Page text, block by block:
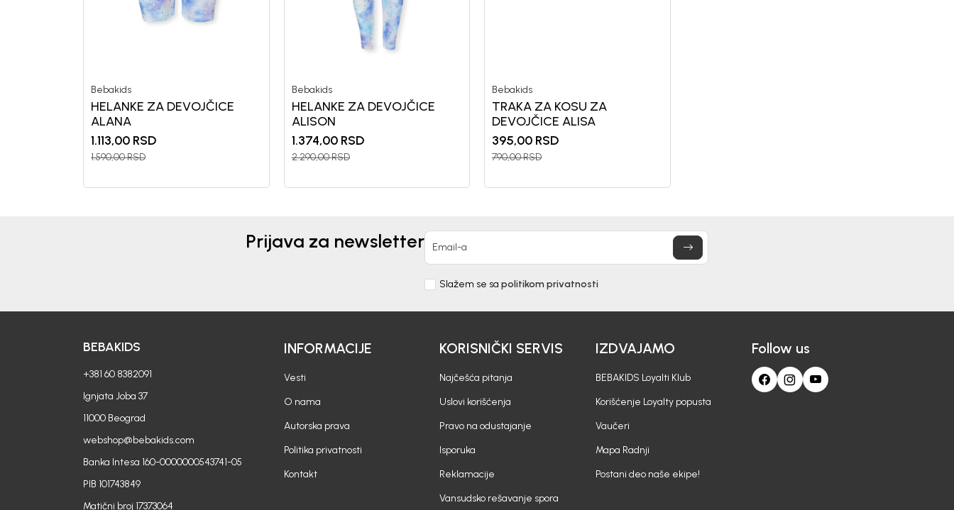
Bebakids
HELANKE ZA DEVOJČICE
ALANA
1.113,00 RSD
1.590,00RSD
Bebakids
HELANKE ZA DEVOJČICE
ALISON
1.374,00 RSD
2.290,00RSD
Bebakids
TRAKA ZA KOSU ZA
DEVOJČICE ALISA
395,00 RSD
790,00RSD
Prijava za newsletter Email-a
Slažem se sa politikom privatnosti
BEBAKIDS
+381 60 8382091
Ignjata Joba 37
11000 Beograd
webshop@bebakids.com
Banka Intesa 160-0000000543741-05
PIB 101743849
Matični broj 17373064
INFORMACIJE
Vesti
O nama
Autorska prava
Politika privatnosti
Kontakt
KORISNIČKI SERVIS
Najčešća pitanja
Uslovi korišćenja
Pravo na odustajanje
Isporuka
Reklamacije
Vansudsko rešavanje spora
IZDVAJAMO
BEBAKIDS Loyalti Klub
Korišćenje Loyalty popusta
Vaučeri
Mapa Radnji
Postani deo naše ekipe!
Follow us